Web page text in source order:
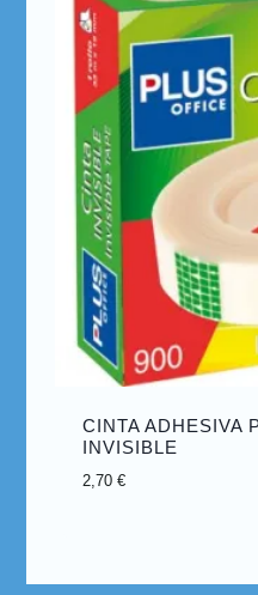
CINTA ADHESIVA
INVISIBLE
2,70€